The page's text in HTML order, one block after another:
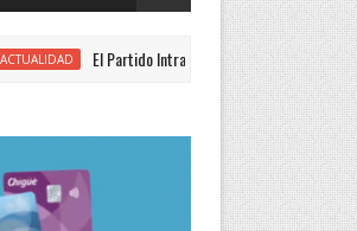
El Partido Intransigente se movilizó en rechazo al